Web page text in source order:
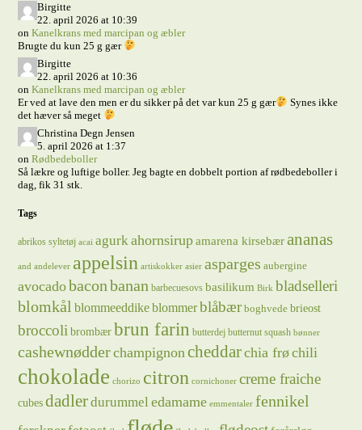
Birgitte
22. april 2026 at 10:39
onKanelkrans med marcipan og æbler
Brugte du kun 25 g gær
Birgitte
22. april 2026 at 10:36
onKanelkrans med marcipan og æbler
Er ved at lave den men er du sikker på det var kun 25 g gær
Synes ikke
det hæver så meget
Christina Degn Jensen
5. april 2026 at 1:37
onRødbedeboller
Så lækre og luftige boller. Jeg bagte en dobbelt portion af rødbedeboller i
dag, fik 31 stk.
Tags
abrikos syltetøj acai agurkahornsirupamarena kirsebærananas
and andelever appelsin artiskokker asier asparges aubergine
avocadobaconbanan barbecuesovs basilikum Birk bladselleri
blomkål blommeeddikeblommerblåbær boghvede brieost
broccoli brombær brun farin butterdej butternut squash bønner
cashewnødderchampignoncheddarchia frøchili
chokolade chorizo citron cornichoner creme fraiche
cubes dadlerdurummeledamame emmentaler fennikel